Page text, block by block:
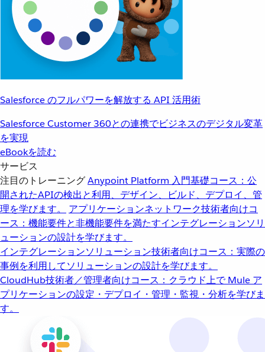
Salesforce のフルパワーを解放する API 活用術
Salesforce Customer 360との連携でビジネスのデジタル変革
を実現
eBookを読む
サービス
注目のトレーニングAnypoint Platform 入門基礎コース：公
開されたAPIの検出と利用、デザイン、ビルド、デプロイ、管
理を学びます。
アプリケーションネットワーク技術者向けコ
ース：機能要件と非機能要件を満たすインテグレーションソリ
ューションの設計を学びます。
インテグレーションソリューション技術者向けコース：実際の
事例を利用してソリューションの設計を学びます。
CloudHub技術者／管理者向けコース：クラウド上で Mule ア
プリケーションの設定・デプロイ・管理・監視・分析を学びま
す。